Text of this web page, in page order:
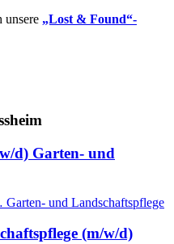
unsere „Lost & Found“-
d) Garten- und
Garten- und Landschaftspflege
(m/w/d)